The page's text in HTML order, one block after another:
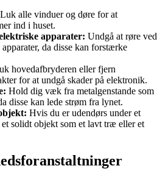
Luk alle vinduer og døre for at
ind i huset.
apparater: Undgå at røre ved
da disse kan forstærke
hovedafbryderen eller fjern
for at undgå skader på elektronik.
Hold dig væk fra metalgenstande som
disse kan lede strøm fra lynet.
Hvis du er udendørs under et
solidt objekt som et lavt træ eller et